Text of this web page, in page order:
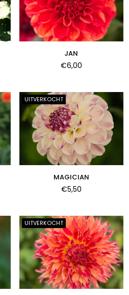
JAN
Normale
€6,00
UITVERKOCHT
MAGICIAN
Normale
€5,50
UITVERKOCHT